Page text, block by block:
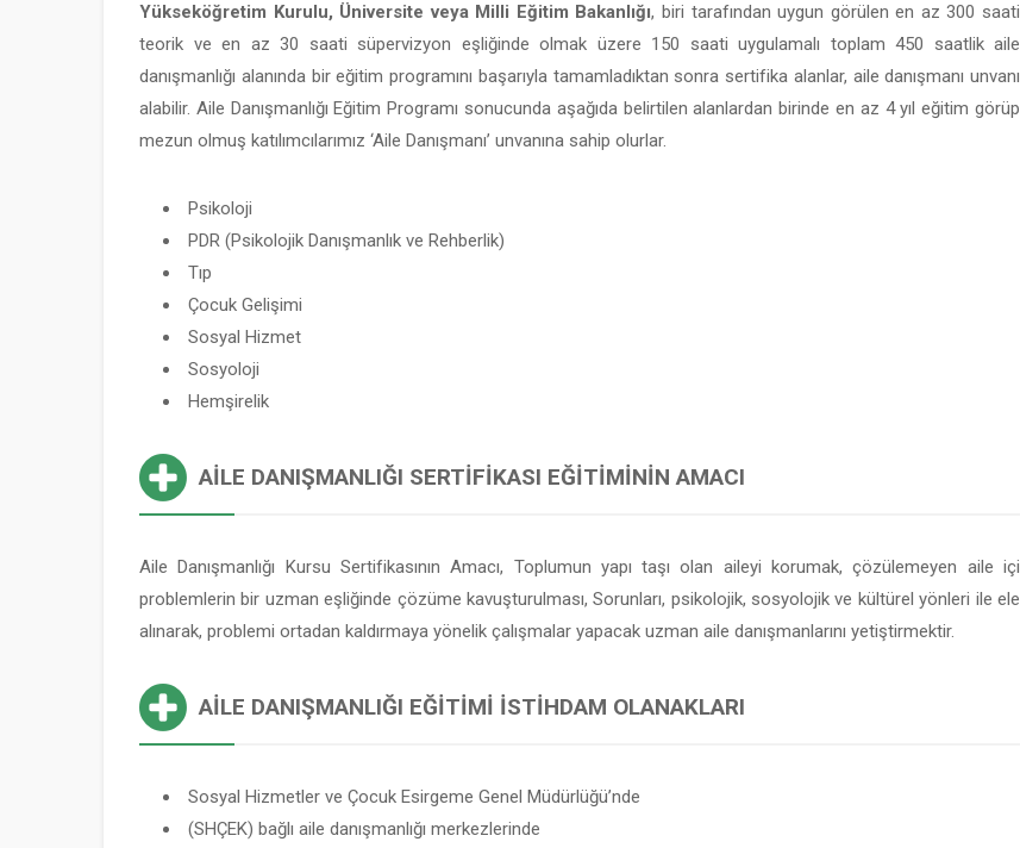
Yükseköğretim Kurulu, Üniversite veya Milli Eğitim Bakanlığı, biri tarafından uygun görülen en az 300 saati
teorik ve en az 30 saati süpervizyon eşliğinde olmak üzere 150 saati uygulamalı toplam 450 saatlik aile
danışmanlığı alanında bir eğitim programını başarıyla tamamladıktan sonra sertifika alanlar, aile danışmanı unvanı
alabilir. Aile Danışmanlığı Eğitim Programı sonucunda aşağıda belirtilen alanlardan birinde en az 4 yıl eğitim görüp
mezun olmuş katılımcılarımız ‘Aile Danışmanı’ unvanına sahip olurlar.
Psikoloji
PDR (Psikolojik Danışmanlık ve Rehberlik)
Tıp
Çocuk Gelişimi
Sosyal Hizmet
Sosyoloji
Hemşirelik
AILE DANIŞMANLIĞI SERTIFIKASI EĞITIMININ AMACI
Aile Danışmanlığı Kursu Sertifikasının Amacı, Toplumun yapı taşı olan aileyi korumak, çözülemeyen aile içi
problemlerin bir uzman eşliğinde çözüme kavuşturulması, Sorunları, psikolojik, sosyolojik ve kültürel yönleri ile ele
alınarak, problemi ortadan kaldırmaya yönelik çalışmalar yapacak uzman aile danışmanlarını yetiştirmektir.
AILE DANIŞMANLIĞI EĞITIMI İSTIHDAM OLANAKLARI
Sosyal Hizmetler ve Çocuk Esirgeme Genel Müdürlüğü’nde
(SHÇEK) bağlı aile danışmanlığı merkezlerinde